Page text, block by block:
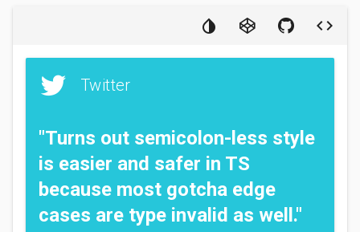
Twitter
"Turns out semicolon-less style
is easier and safer in TS
because most gotcha edge
cases are type invalid as well."